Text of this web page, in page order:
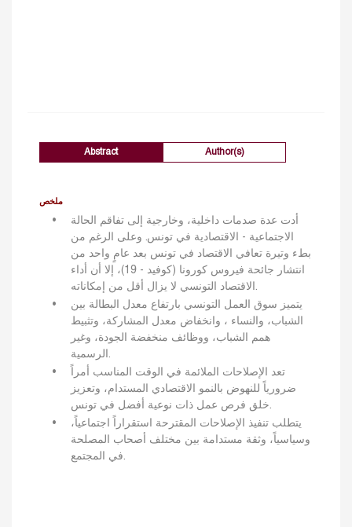
Abstract Author(s)
ملخص
أدت عدة صدمات داخلية، وخارجية إلى تفاقم الحالة
الاجتماعية - الاقتصادية في تونس. وعلى الرغم من
بطء وتيرة تعافي الاقتصاد في تونس بعد عامٍ واحد من
انتشار جائحة فيروس كورونا (كوفيد - 19)، إلا أن أداء
الاقتصاد التونسي لا يزال أقل من إمكاناته.
يتميز سوق العمل التونسي بارتفاع معدل البطالة بين
الشباب، والنساء ، وانخفاض معدل المشاركة، وتثبيط
همم الشباب، ووظائف منخفضة الجودة، وغير
الرسمية.
تعد الإصلاحات الملائمة في الوقت المناسب أمراً
ضرورياً للنهوض بالنمو الاقتصادي المستدام، وتعزيز
خلق فرص عمل ذات نوعية أفضل في تونس.
يتطلب تنفيذ الإصلاحات المقترحة استقراراً اجتماعياً،
وسياسياً، وثقة مستدامة بين مختلف أصحاب المصلحة
في المجتمع.